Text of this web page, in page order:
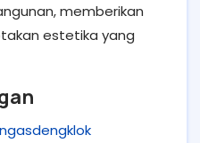
memberikan
estetika yang